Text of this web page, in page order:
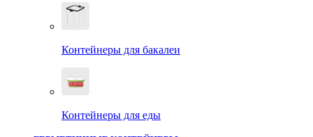
Контейнеры для бакалеи
Контейнеры для еды